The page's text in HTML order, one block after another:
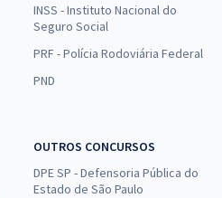
INSS - Instituto Nacional do
Seguro Social
PRF - Polícia Rodoviária Federal
PND
OUTROS CONCURSOS
DPE SP - Defensoria Pública do
Estado de São Paulo